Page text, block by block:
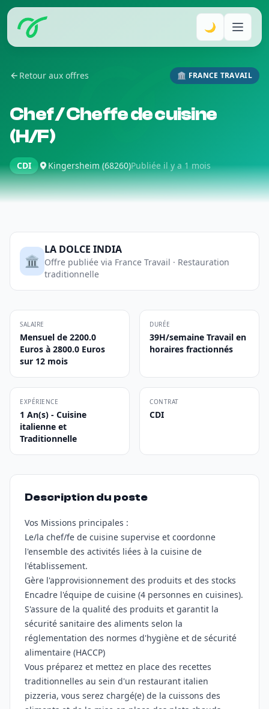
🌙
Retour aux offres 🏛️ FRANCE TRAVAIL
Chef / Cheffe de cuisine
(H/F)
CDI Kingersheim (68260)Publiée il y a 1 mois
🏛️
LA DOLCE INDIA
Offre publiée via France Travail · Restauration
traditionnelle
SALAIRE
Mensuel de 2200.0
Euros à 2800.0 Euros
sur 12 mois
DURÉE
39H/semaine Travail en
horaires fractionnés
EXPÉRIENCE
1 An(s) - Cuisine
italienne et
Traditionnelle
CONTRAT
CDI
Description du poste
Vos Missions principales :
Le/la chef/fe de cuisine supervise et coordonne
l'ensemble des activités liées à la cuisine de
l'établissement.
Gère l'approvisionnement des produits et des stocks
Encadre l'équipe de cuisine (4 personnes en cuisines).
S'assure de la qualité des produits et garantit la
sécurité sanitaire des aliments selon la
réglementation des normes d'hygiène et de sécurité
alimentaire (HACCP)
Vous préparez et mettez en place des recettes
traditionnelles au sein d'un restaurant italien
pizzeria, vous serez chargé(e) de la cuissons des